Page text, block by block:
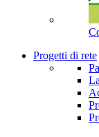
Progetti di rete